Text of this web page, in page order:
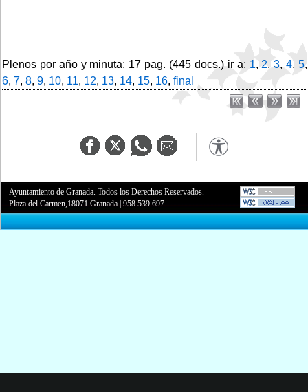
Plenos por año y minuta: 17 pag. (445 docs.) ir a: 1,2,3,4,5,
6, 7, 8, 9, 10, 11, 12, 13, 14, 15, 16, final
Ayuntamiento de Granada. Todos los Derechos Reservados.
Plaza del Carmen,18071 Granada |958 539 697